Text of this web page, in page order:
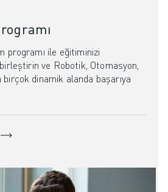
programı ile eğitiminizi
ve Robotik, Otomasyon,
dinamik alanda başarıya